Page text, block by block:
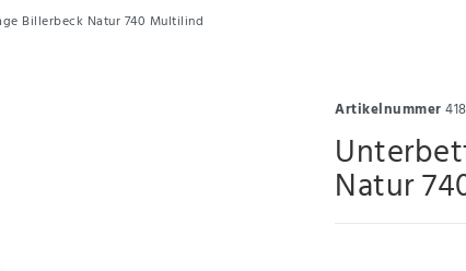
Billerbeck Natur 740 Multilind
Artikelnummer
Natur